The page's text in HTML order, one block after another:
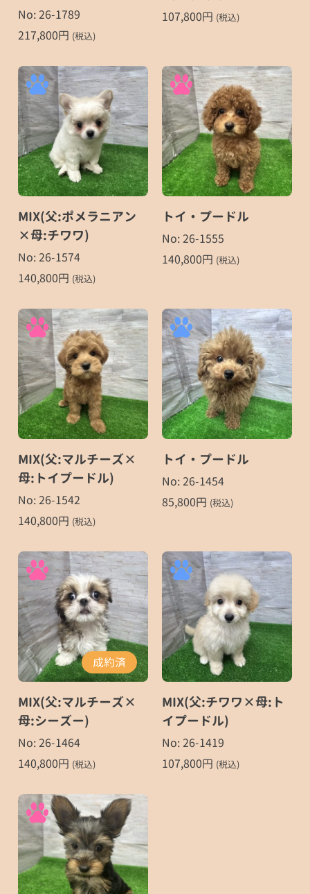
No: 26-1789
217,800円 (税込)
107,800円 (税込)
MIX(父:ポメラニアン
×母:チワワ)
No: 26-1574
140,800円 (税込)
トイ・プードル
No: 26-1555
140,800円 (税込)
MIX(父:マルチーズ×
母:トイプードル)
No: 26-1542
140,800円 (税込)
トイ・プードル
No: 26-1454
85,800円 (税込)
成約済
MIX(父:マルチーズ×
母:シーズー)
No: 26-1464
140,800円 (税込)
MIX(父:チワワ×母:ト
イプードル)
No: 26-1419
107,800円 (税込)